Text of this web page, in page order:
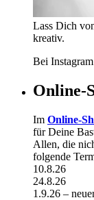
Lass Dich
kreativ.
Bei
Online-
Im Online-
für Deine
Allen, die
folgende
10.8.26
24.8.26
1.9.26 –